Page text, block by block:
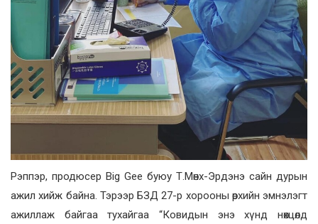
Рэппэр, продюсер Big Gee буюу Т.Мөнх-Эрдэнэ сайн дурын
ажил хийж байна. Тэрээр БЗД 27-р хорооны өрхийн эмнэлэгт
ажиллаж байгаа тухайгаа “Ковидын энэ хүнд нөхцөлд